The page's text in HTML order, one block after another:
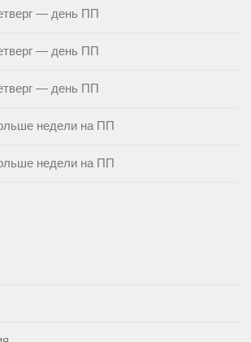
— день ПП
— день ПП
— день ПП
недели на ПП
недели на ПП